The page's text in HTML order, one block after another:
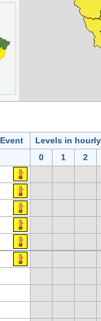
Event
Levels in
0
1
2